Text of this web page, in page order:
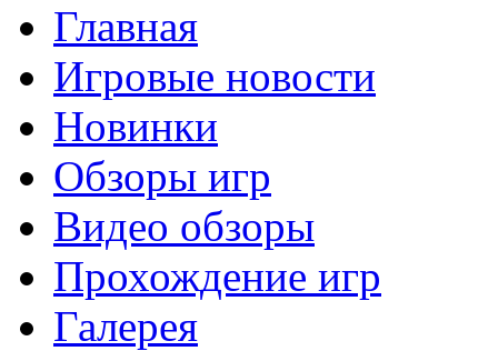
Главная
Игровые новости
Новинки
Обзоры игр
Видео обзоры
Прохождение игр
Галерея